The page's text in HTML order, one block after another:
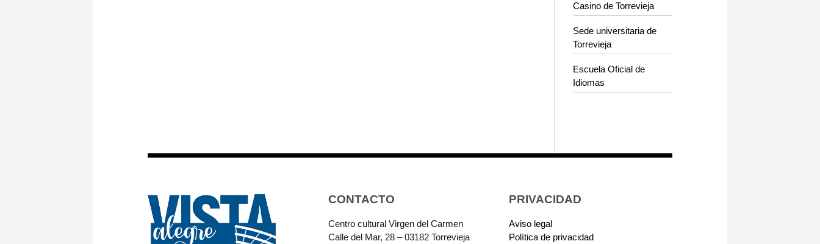
Casino de Torrevieja
Sede universitaria de
Torrevieja
Escuela Oficial de
Idiomas
CONTACTO
Centro cultural Virgen del Carmen
Calle del Mar, 28 – 03182 Torrevieja
PRIVACIDAD
Aviso legal
Política de privacidad